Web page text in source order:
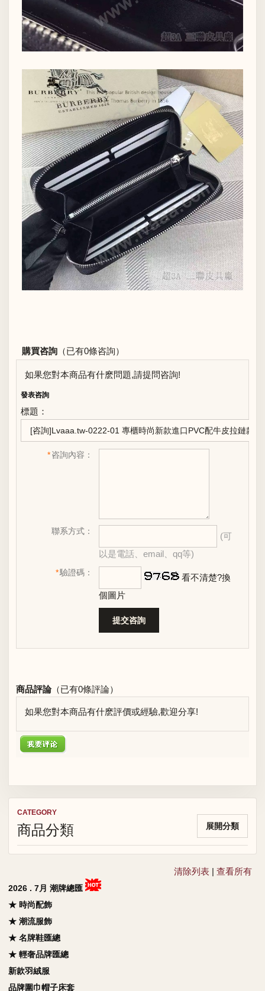
CATEGORY
商品分類 展開分類
清除列表 | 查看所有
2026 . 7月 潮牌總匯
★ 時尚配飾
★ 潮流服飾
★ 名牌鞋匯總
★ 輕奢品牌匯總
新款羽絨服
品牌圍巾帽子床套
購買咨詢 （已有0條咨詢）
如果您對本商品有什麽問題,請提問咨詢!
發表咨詢
標題：
*咨詢內容：
聯系方式：
(可
以是電話、email、qq等)
*驗證碼：
看不清楚?換
個圖片
商品評論（已有0條評論）
如果您對本商品有什麽評價或經驗,歡迎分享!